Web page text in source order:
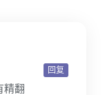
回复
精翻